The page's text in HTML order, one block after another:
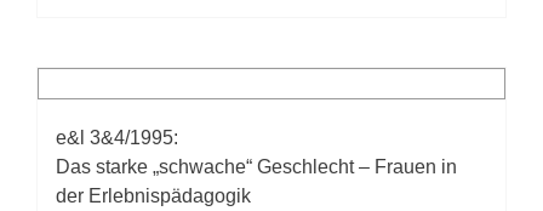
Varianten
auf.
Die
Optionen
e&l 3&4/1995:
Das starke „schwache“ Geschlecht – Frauen in
der Erlebnispädagogik